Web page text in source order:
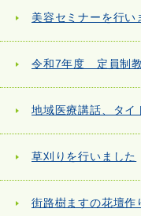
美容セミナーを行い
令和7年度 定員制
地域医療講話、タイ
草刈りを行いました
街路樹ますの花壇作